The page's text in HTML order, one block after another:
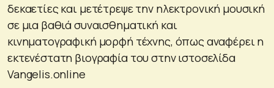
δεκαετίες και μετέτρεψε την ηλεκτρονική μουσική
σε μια βαθιά συναισθηματική και
κινηματογραφική μορφή τέχνης, όπως αναφέρει η
εκτενέστατη βιογραφία του στην ιστοσελίδα
Vangelis.online